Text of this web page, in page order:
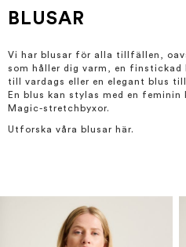
BLUSAR
Vi har blusar för alla tillfällen,
som håller dig varm, en finstickad
till vardags eller en elegant blus
En blus kan stylas med en
Magic-stretchbyxor.
Utforska våra blusar här.